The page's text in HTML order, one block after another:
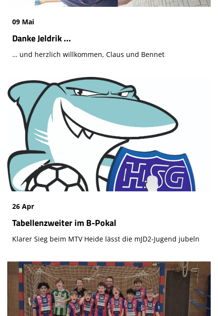
09 Mai
Danke Jeldrik ...
… und herzlich willkommen, Claus und Bennet
26 Apr
Tabellenzweiter im B-Pokal
Klarer Sieg beim MTV Heide lässt die mJD2-Jugend jubeln